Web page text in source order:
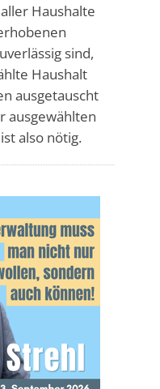
Haushalte
sind,
Haushalt
ausgetauscht
ausgewählten
also nötig.